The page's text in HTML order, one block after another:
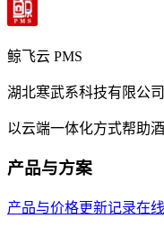
鲸飞云 PMS
湖北寒武系科技有限公司
以云端一体化方式帮助
产品与方案
产品与价格更新记录在